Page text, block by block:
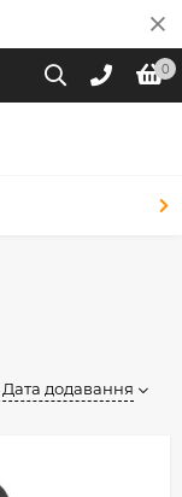
0
Дата додавання